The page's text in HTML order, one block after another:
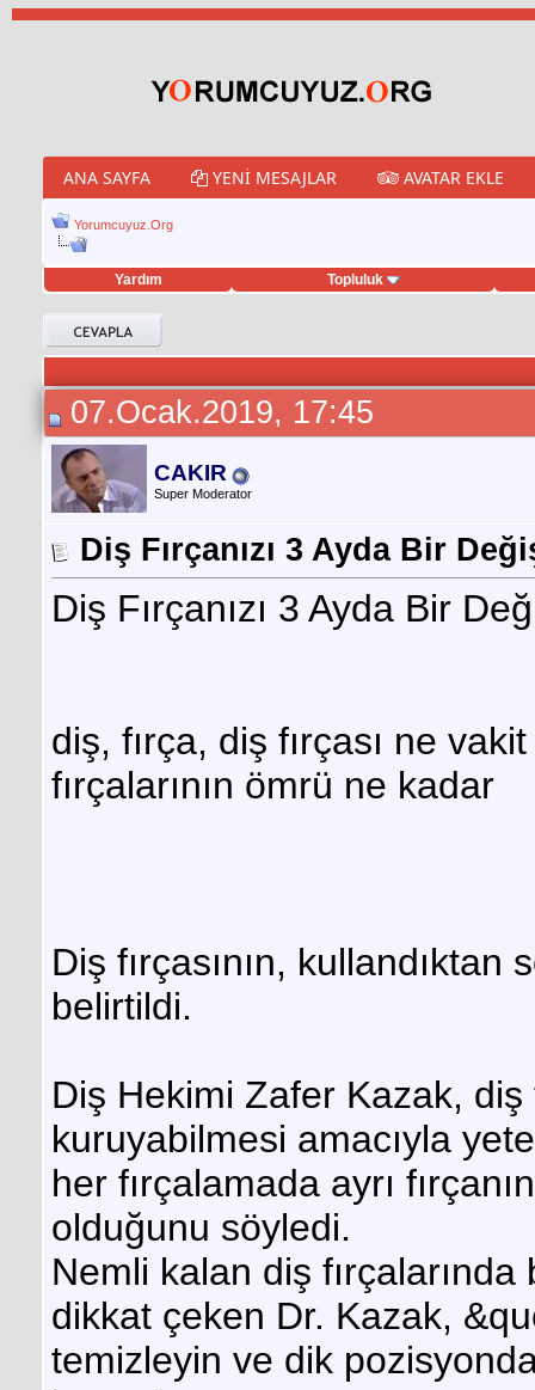
ANA SAYFA YENI MESAJLAR AVATAR EKLE
Yorumcuyuz.Org
Yardım Topluluk
porno izle twitter retweet hilesi
07.Ocak.2019, 17:45
CAKIR
Super Moderator
Diş Fırçanızı 3 Ayda Bir
Diş Fırçanızı 3 Ayda Bir
diş, fırça, diş fırçası ne
fırçalarının ömrü ne kadar
Diş fırçasının,
belirtildi.
Diş Hekimi Zafer Kazak, diş
kuruyabilmesi amacıyla
her fırçalamada ayrı
olduğunu söyledi.
Nemli kalan diş
dikkat çeken Dr. Kazak,
temizleyin ve dik